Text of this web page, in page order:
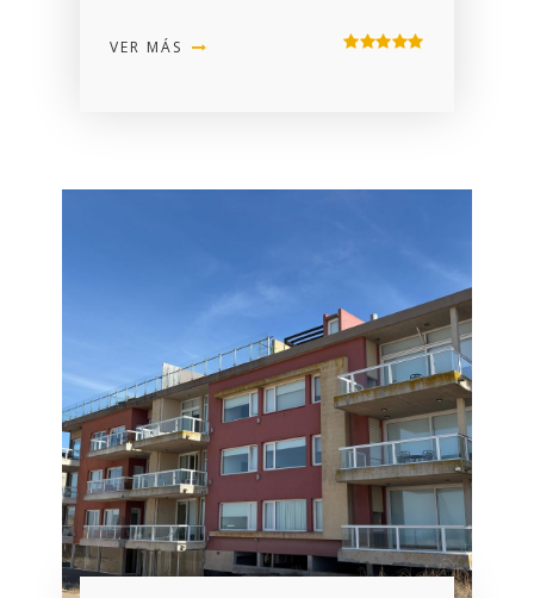
VER MÁS